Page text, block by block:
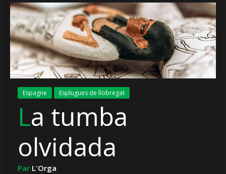
Espagne Esplugues de llobregat
La tumba
olvidada
Par L'Orga